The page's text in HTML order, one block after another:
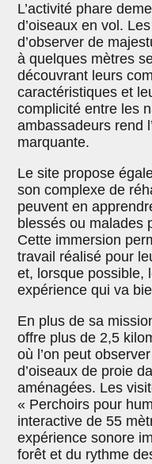
L’activité phare
d’oiseaux en vol.
d’observer de
à quelques mètres
découvrant leurs
caractéristiques et
complicité entre les
ambassadeurs rend
marquante.
Le site propose
son complexe de
peuvent en
blessés ou malades
Cette immersion
travail réalisé pour
et, lorsque possible,
expérience qui va
En plus de sa
offre plus de 2,5
où l’on peut
d’oiseaux de proie
aménagées. Les
« Perchoirs pour
interactive de 55
expérience sonore
forêt et du rythme